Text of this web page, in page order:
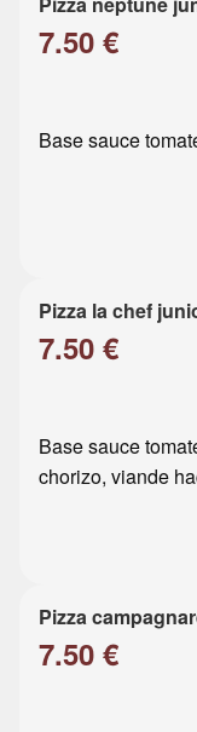
7.50 €
Base sauce
Pizza la chef
7.50 €
Base sauce
chorizo, viande
Pizza
7.50 €